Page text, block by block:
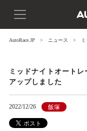
AutoRace.JP ニュース
ミッドナイトオート
アップしました
2022/12/26 飯塚